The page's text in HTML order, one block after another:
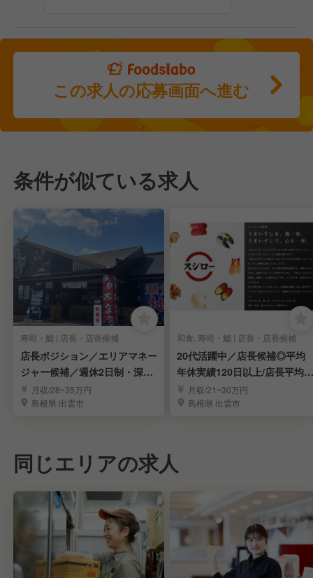
この求人の応募画面へ進む
条件が似ている求人
寿司・鮨 | 店長・店長候補
店長ポジション／エリアマネー
ジャー候補／週休2日制・深夜
残業なし
月収/28~35万円
島根県 出雲市
和食, 寿司・鮨 | 店長・店長候補
20代活躍中／店長候補◎平均
年休実績120日以上/店長平均年
収621万円！
月収/21~30万円
島根県 出雲市
同じエリアの求人